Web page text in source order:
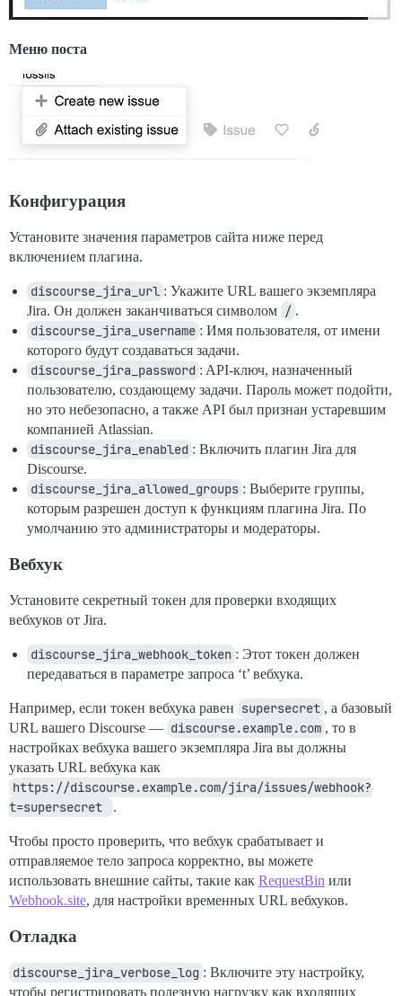
Меню поста
Конфигурация
Установите значения параметров сайта ниже перед
включением плагина.
discourse_jira_url : Укажите URL вашего экземпляра
Jira. Он должен заканчиваться символом / .
discourse_jira_username : Имя пользователя, от имени
которого будут создаваться задачи.
discourse_jira_password : API-ключ, назначенный
пользователю, создающему задачи. Пароль может подойти,
но это небезопасно, а также API был признан устаревшим
компанией Atlassian.
discourse_jira_enabled : Включить плагин Jira для
Discourse.
discourse_jira_allowed_groups : Выберите группы,
которым разрешен доступ к функциям плагина Jira. По
умолчанию это администраторы и модераторы.
Вебхук
Установите секретный токен для проверки входящих
вебхуков от Jira.
discourse_jira_webhook_token : Этот токен должен
передаваться в параметре запроса ‘t’ вебхука.
Например, если токен вебхука равен supersecret , а базовый
URL вашего Discourse — discourse.example.com , то в
настройках вебхука вашего экземпляра Jira вы должны
указать URL вебхука как
https://discourse.example.com/jira/issues/webhook?
t=supersecret
.
Чтобы просто проверить, что вебхук срабатывает и
отправляемое тело запроса корректно, вы можете
использовать внешние сайты, такие как RequestBin или
Webhook.site, для настройки временных URL вебхуков.
Отладка
discourse_jira_verbose_log : Включите эту настройку,
чтобы регистрировать полезную нагрузку как входящих